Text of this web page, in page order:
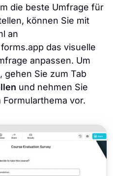
die beste Umfrage für
können Sie mit
an
das visuelle
anpassen. Um
gehen Sie zum Tab
und nehmen Sie
vor.